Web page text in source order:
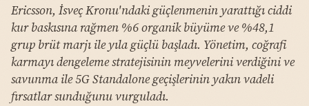
Ericsson, İsveç Kronu'ndaki güçlenmenin yarattığı ciddi
kur baskısına rağmen %6 organik büyüme ve %48,1
grup brüt marjı ile yıla güçlü başladı. Yönetim, coğrafi
karmayı dengeleme stratejisinin meyvelerini verdiğini ve
savunma ile 5G Standalone geçişlerinin yakın vadeli
fırsatlar sunduğunu vurguladı.